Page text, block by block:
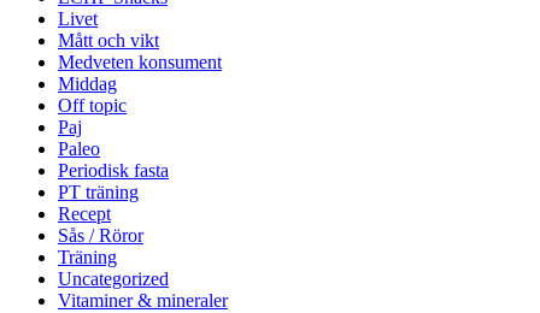
Livet
Mått och vikt
Medveten konsument
Middag
Off topic
Paj
Paleo
Periodisk fasta
PT träning
Recept
Sås / Röror
Träning
Uncategorized
Vitaminer & mineraler